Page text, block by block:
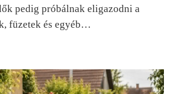
pedig próbálnak eligazodni a
füzetek és egyéb…